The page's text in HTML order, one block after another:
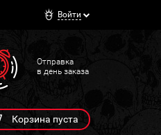
Войти
Отправка
в день заказа
Корзина пуста